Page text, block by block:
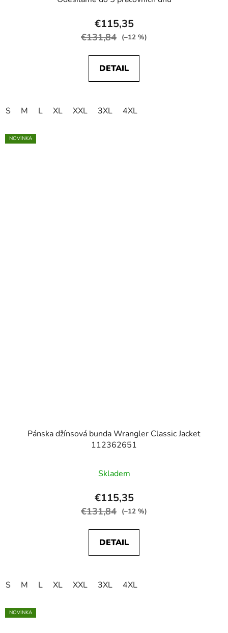
€115,35
€131,84 (–12 %)
DETAIL
S M L XL XXL 3XL 4XL
NOVINKA
Pánska džínsová bunda Wrangler Classic Jacket
112362651
Skladem
€115,35
€131,84 (–12 %)
DETAIL
S M L XL XXL 3XL 4XL
NOVINKA